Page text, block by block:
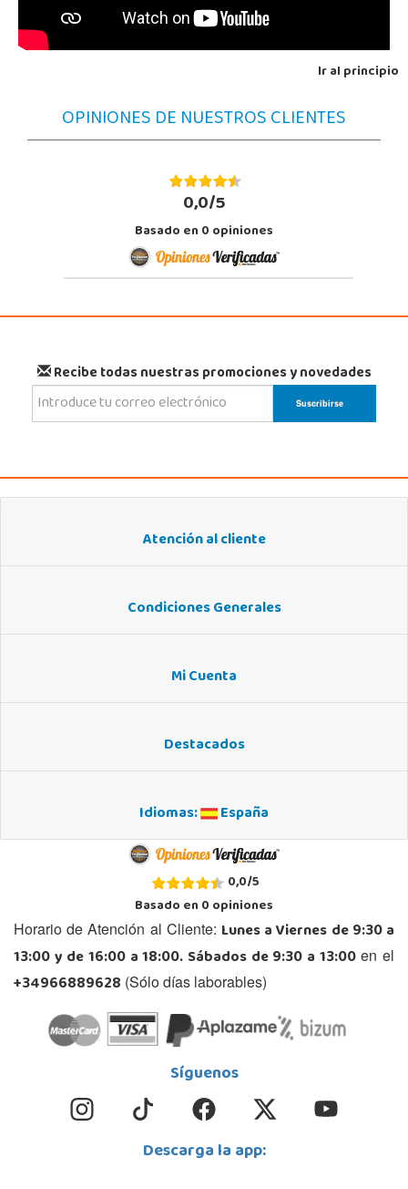
Ir al principio
OPINIONES DE NUESTROS CLIENTES
0,0/5
Basado en0opiniones
Recibe todas nuestras promociones y novedades
Atención al cliente
Condiciones Generales
Mi Cuenta
Destacados
Idiomas: España
0,0/5
Basado en0opiniones
Horario de Atención al Cliente: Lunes a Viernes de 9:30 a
13:00 y de 16:00 a 18:00. Sábados de 9:30 a 13:00en el
+34966889628 (Sólo días laborables)
Síguenos
Descarga la app: